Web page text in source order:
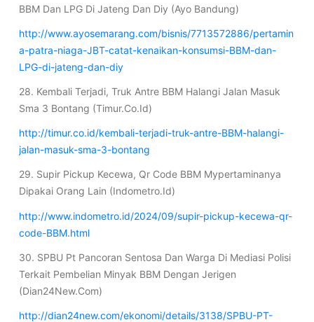
BBM Dan LPG Di Jateng Dan Diy (Ayo Bandung)
http://www.ayosemarang.com/bisnis/7713572886/pertamin
a-patra-niaga-JBT-catat-kenaikan-konsumsi-BBM-dan-
LPG-di-jateng-dan-diy
28. Kembali Terjadi, Truk Antre BBM Halangi Jalan Masuk
Sma 3 Bontang (Timur.Co.Id)
http://timur.co.id/kembali-terjadi-truk-antre-BBM-halangi-
jalan-masuk-sma-3-bontang
29. Supir Pickup Kecewa, Qr Code BBM Mypertaminanya
Dipakai Orang Lain (Indometro.Id)
http://www.indometro.id/2024/09/supir-pickup-kecewa-qr-
code-BBM.html
30. SPBU Pt Pancoran Sentosa Dan Warga Di Mediasi Polisi
Terkait Pembelian Minyak BBM Dengan Jerigen
(Dian24New.Com)
http://dian24new.com/ekonomi/details/3138/SPBU-PT-